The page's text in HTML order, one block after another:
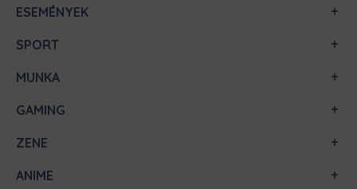
ESEMÉNYEK
SPORT
MUNKA
GAMING
ZENE
ANIME